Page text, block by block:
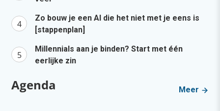
Zo bouw je een AI die het niet met je eens is
[stappenplan]
Millennials aan je binden? Start met één
eerlijke zin
Agenda Meer